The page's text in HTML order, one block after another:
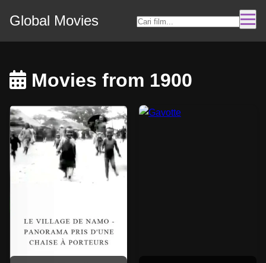
Global Movies
Movies from 1900